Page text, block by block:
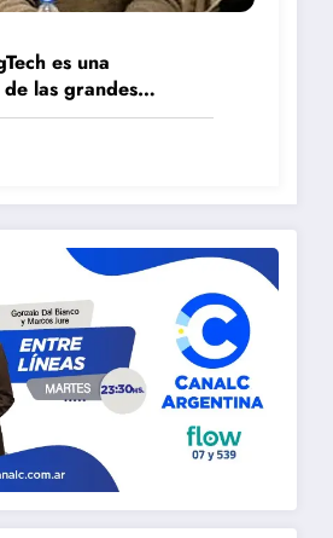
es una
las grandes
tenemos en la región»